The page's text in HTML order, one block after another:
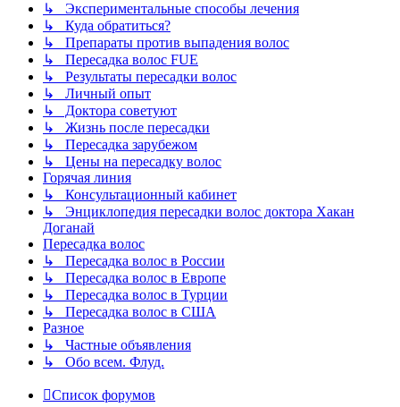
↳ Экспериментальные способы лечения
↳ Куда обратиться?
↳ Препараты против выпадения волос
↳ Пересадка волос FUE
↳ Результаты пересадки волос
↳ Личный опыт
↳ Доктора советуют
↳ Жизнь после пересадки
↳ Пересадка зарубежом
↳ Цены на пересадку волос
Горячая линия
↳ Консультационный кабинет
↳ Энциклопедия пересадки волос доктора Хакан
Доганай
Пересадка волос
↳ Пересадка волос в России
↳ Пересадка волос в Европе
↳ Пересадка волос в Турции
↳ Пересадка волос в США
Разное
↳ Частные объявления
↳ Обо всем. Флуд.
Список форумов